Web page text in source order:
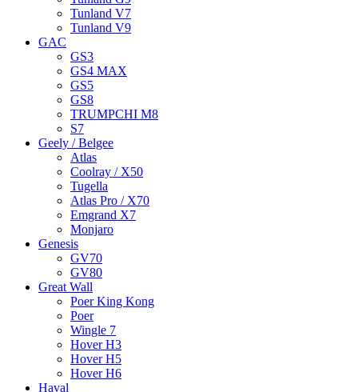
Tunland V7
Tunland V9
GAC
GS3
GS4 MAX
GS5
GS8
TRUMPCHI M8
S7
Geely / Belgee
Atlas
Coolray / X50
Tugella
Atlas Pro / X70
Emgrand X7
Monjaro
Genesis
GV70
GV80
Great Wall
Poer King Kong
Poer
Wingle 7
Hover H3
Hover H5
Hover H6
Haval